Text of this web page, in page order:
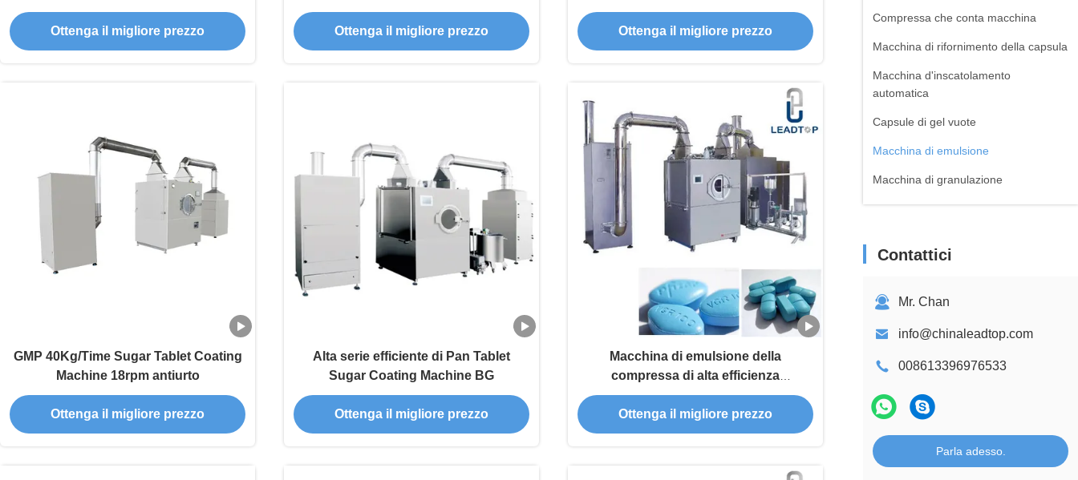
Compressa che conta macchina
Macchina di rifornimento della capsula
Macchina d'inscatolamento
automatica
Capsule di gel vuote
Macchina di emulsione
Macchina di granulazione
Macchina d'emulsione di vuoto
Macchine di depurazione delle acque
Contattici
Mr. Chan
info@chinaleadtop.com
008613396976533
Parla adesso.
efficienza
Ottenga il migliore prezzo
compressa del laboratorio 370w
Ottenga il migliore prezzo
farmaceutici
Ottenga il migliore prezzo
GMP 40Kg/Time Sugar Tablet Coating
Machine 18rpm antiurto
Ottenga il migliore prezzo
Alta serie efficiente di Pan Tablet
Sugar Coating Machine BG
Ottenga il migliore prezzo
Macchina di emulsione della
compressa di alta efficienza
nell'industria farmaceutica
Ottenga il migliore prezzo